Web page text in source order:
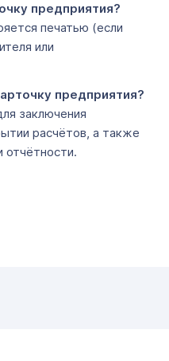
предприятия?
печатью (если
или
предприятия?
заключения
расчётов, а также
отчётности.